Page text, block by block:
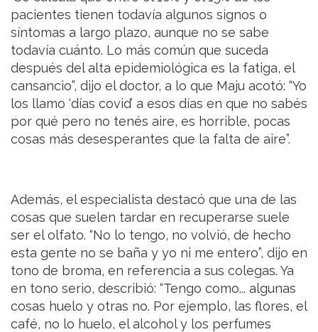
pacientes tienen todavía algunos signos o
síntomas a largo plazo, aunque no se sabe
todavía cuánto. Lo más común que suceda
después del alta epidemiológica es la fatiga, el
cansancio”, dijo el doctor, a lo que Maju acotó: “Yo
los llamo ‘días covid’ a esos días en que no sabés
por qué pero no tenés aire, es horrible, pocas
cosas más desesperantes que la falta de aire”.
Además, el especialista destacó que una de las
cosas que suelen tardar en recuperarse suele
ser el olfato. “No lo tengo, no volvió, de hecho
esta gente no se baña y yo ni me entero”, dijo en
tono de broma, en referencia a sus colegas. Ya
en tono serio, describió: “Tengo como... algunas
cosas huelo y otras no. Por ejemplo, las flores, el
café, no lo huelo, el alcohol y los perfumes